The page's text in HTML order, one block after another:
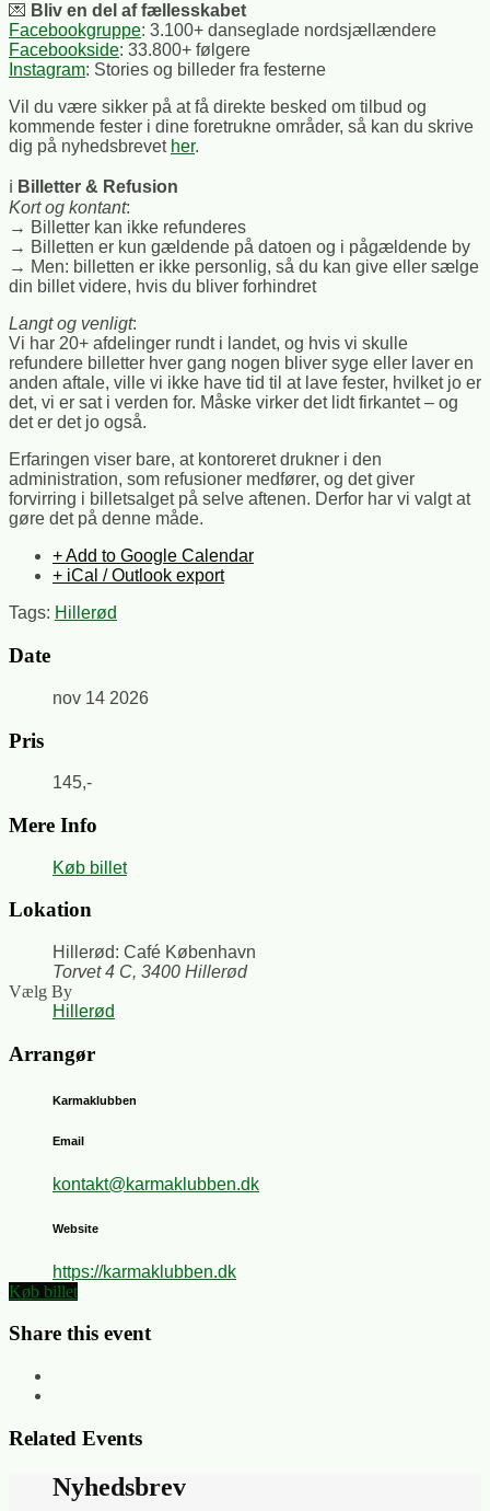
💌 Bliv en del af fællesskabet
Facebookgruppe: 3.100+ danseglade nordsjællændere
Facebookside: 33.800+ følgere
Instagram: Stories og billeder fra festerne
Vil du være sikker på at få direkte besked om tilbud og
kommende fester i dine foretrukne områder, så kan du skrive
dig på nyhedsbrevet her.
ℹ️ Billetter & Refusion
Kort og kontant:
→ Billetter kan ikke refunderes
→ Billetten er kun gældende på datoen og i pågældende by
→ Men: billetten er ikke personlig, så du kan give eller sælge
din billet videre, hvis du bliver forhindret
Langt og venligt:
Vi har 20+ afdelinger rundt i landet, og hvis vi skulle
refundere billetter hver gang nogen bliver syge eller laver en
anden aftale, ville vi ikke have tid til at lave fester, hvilket jo er
det, vi er sat i verden for. Måske virker det lidt firkantet – og
det er det jo også.
Erfaringen viser bare, at kontoreret drukner i den
administration, som refusioner medfører, og det giver
forvirring i billetsalget på selve aftenen. Derfor har vi valgt at
gøre det på denne måde.
+ Add to Google Calendar
+ iCal / Outlook export
Tags: Hillerød
Date
nov 14 2026
Pris
145,-
Mere Info
Køb billet
Lokation
Hillerød: Café København
Torvet 4 C, 3400 Hillerød
Vælg By
Hillerød
Arrangør
Karmaklubben
Email
kontakt@karmaklubben.dk
Website
https://karmaklubben.dk
Køb billet
Share this event
Related Events
Nyhedsbrev